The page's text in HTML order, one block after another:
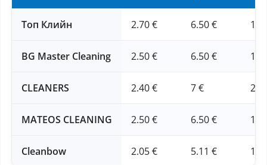
Топ Клийн 2.70 € 6.50 € 16
BG Master Cleaning 2.50 € 6.50 € 16
CLEANERS 2.40 € 7 € 20
MATEOS CLEANING 2.50 € 6.50 € 16
Cleanbow 2.05 € 5.11 €